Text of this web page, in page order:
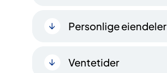
Personlige eiendeler
Ventetider